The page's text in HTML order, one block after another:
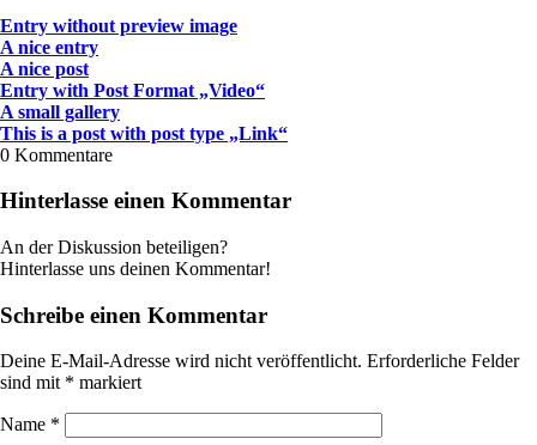
Entry without preview image
A nice entry
A nice post
Entry with Post Format „Video“
A small gallery
This is a post with post type „Link“
0 Kommentare
Hinterlasse einen Kommentar
An der Diskussion beteiligen?
Hinterlasse uns deinen Kommentar!
Schreibe einen Kommentar
Deine E-Mail-Adresse wird nicht veröffentlicht. Erforderliche Felder
sind mit * markiert
Name *